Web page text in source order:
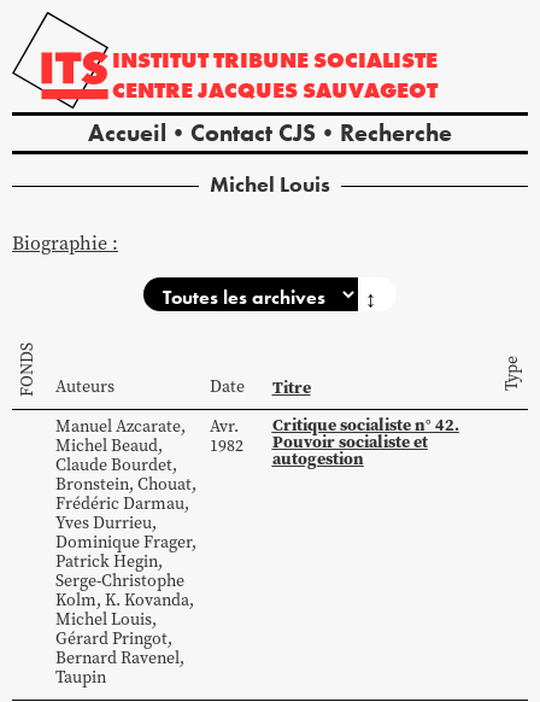
INSTITUTTRIBUNE SOCIALISTE
CENTREJACQUES SAUVAGEOT
Accueil Contact CJS Recherche
Michel Louis
Biographie :
↕
FONDS Auteurs Date Titre Type
ManuelAzcarate,
MichelBeaud,
ClaudeBourdet,
Bronstein, Chouat,
FrédéricDarmau,
YvesDurrieu,
DominiqueFrager,
PatrickHegin,
Serge-Christophe
Kolm, K. Kovanda,
MichelLouis,
GérardPringot,
BernardRavenel,
Taupin
Avr.
1982
Critique socialiste n° 42.
Pouvoir socialiste et
autogestion